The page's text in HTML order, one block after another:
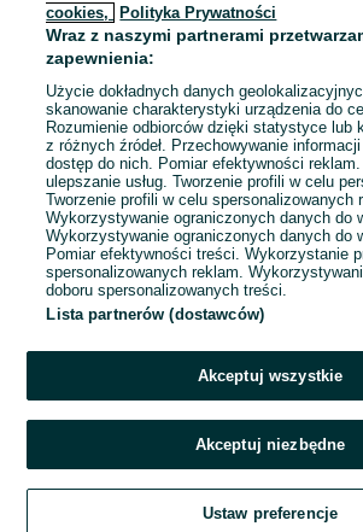
Wągrowiec
Odświeżono dnia
1 2 3 ... 9
Zadzwoń / SMS
cookies,
Polityka Prywatności
Wraz z naszymi partnerami
zapewnienia:
Użycie dokładnych danych
skanowanie charakterystyki urządzenia do
Rozumienie odbiorców dzięki statystyce lub
z różnych źródeł. Przechowywanie
dostęp do nich. Pomiar efektywności
ulepszanie usług. Tworzenie profili w celu
Tworzenie profili w celu spersonalizowanych
Wykorzystywanie ograniczonych danych do
Wykorzystywanie ograniczonych danych do
Pomiar efektywności treści. Wykorzystanie
spersonalizowanych reklam.
doboru spersonalizowanych treści.
Lista partnerów (dostawców)
Akceptuj wszystkie
Akceptuj niezbędne
Ustaw preferencje